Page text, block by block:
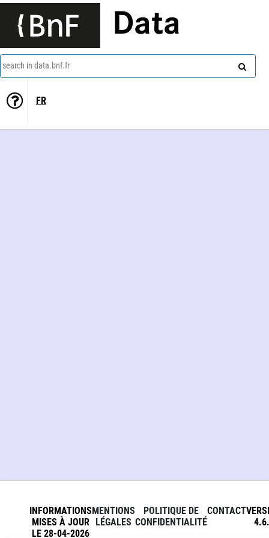
Data
search in data.bnf.fr
FR
INFORMATIONS
MISES À JOUR
LE 28-04-2026
MENTIONS
LÉGALES
POLITIQUE DE
CONFIDENTIALITÉ
CONTACT